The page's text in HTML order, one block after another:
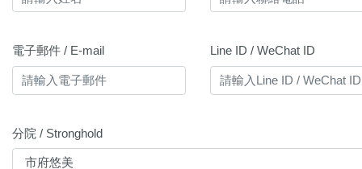
電子郵件 / E-mail Line ID / WeChat ID
分院 / Stronghold